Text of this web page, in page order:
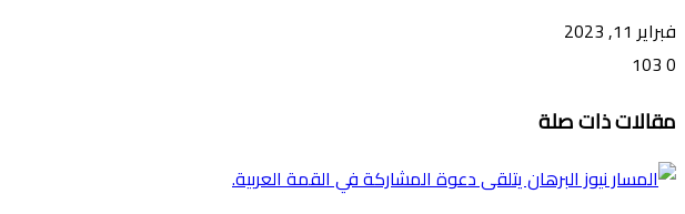
فبراير 11, 2023
0
عبر
البريد
مقالات ذات صلة